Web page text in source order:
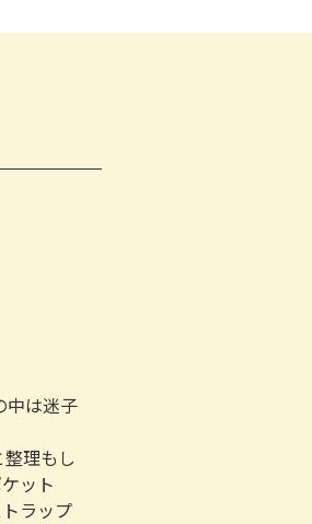
中は迷子
理もし
ット
ラップ